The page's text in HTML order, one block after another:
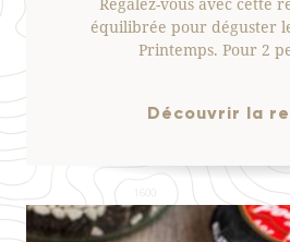
équilibrée pour déguster
Printemps. Pour 2
Découvrir la